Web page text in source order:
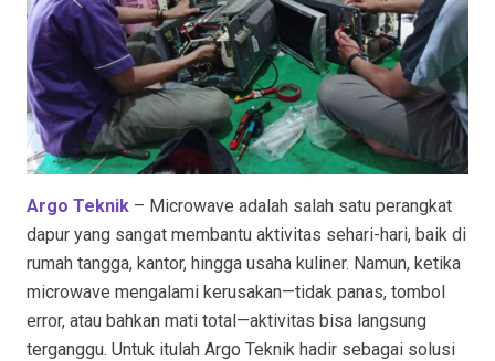
Argo Teknik – Microwave adalah salah satu perangkat
dapur yang sangat membantu aktivitas sehari-hari, baik di
rumah tangga, kantor, hingga usaha kuliner. Namun, ketika
microwave mengalami kerusakan—tidak panas, tombol
error, atau bahkan mati total—aktivitas bisa langsung
terganggu. Untuk itulah Argo Teknik hadir sebagai solusi